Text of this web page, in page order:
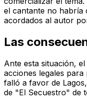
el cantante no habría
acordados al autor
Las
Ante esta situación,
acciones legales
falló a favor de
de "El Secuestro" de